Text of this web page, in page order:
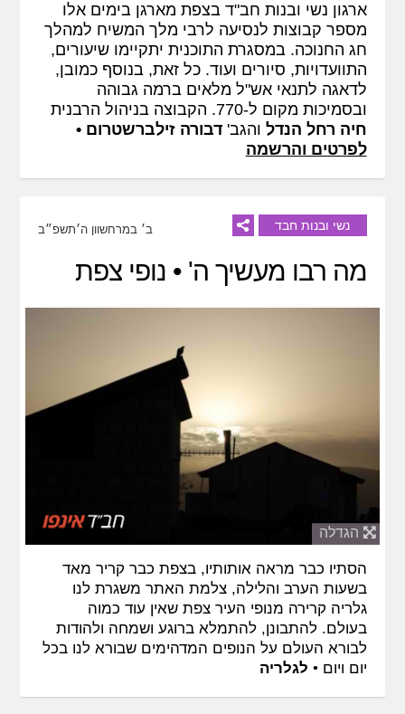
ארגון נשי ובנות חב"ד בצפת מארגן בימים אלו
מספר קבוצות לנסיעה לרבי מלך המשיח למהלך
חג החנוכה. במסגרת התוכנית יתקיימו שיעורים,
התוועדויות, סיורים ועוד. כל זאת, בנוסף כמובן,
לדאגה לתנאי אש"ל מלאים ברמה גבוהה
ובסמיכות מקום ל-770. הקבוצה בניהול הרבנית
חיה רחל הנדל והגב'דבורה זילברשטרום •
לפרטים והרשמה
נשי ובנות חבד ב׳ במרחשוון ה׳תשפ״ב
מה רבו מעשיך ה' • נופי צפת
הגדלה
הסתיו כבר מראה אותותיו, בצפת כבר קריר מאד
בשעות הערב והלילה, צלמת האתר משגרת לנו
גלריה קרירה מנופי העיר צפת שאין עוד כמוה
בעולם. להתבונן, להתמלא ברוגע ושמחה ולהודות
לבורא העולם על הנופים המדהימים שבורא לנו בכל
יום ויום • לגלריה